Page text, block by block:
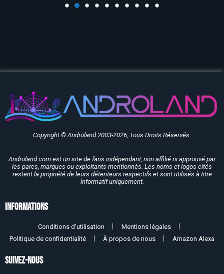
Copyright © Androland 2003-2026, Tous Droits Réservés.
Androland.com est un site de fans indépendant, non affilié ni approuvé par
les parcs, marques ou exploitants mentionnés. Les noms et logos cités
restent la propriété de leurs détenteurs respectifs et sont utilisés à titre
informatif uniquement.
Informations
Conditions d’utilisation
Mentions légales
Politique de confidentialité
À propos de nous Amazon Alexa
SUIVEZ-NOUS